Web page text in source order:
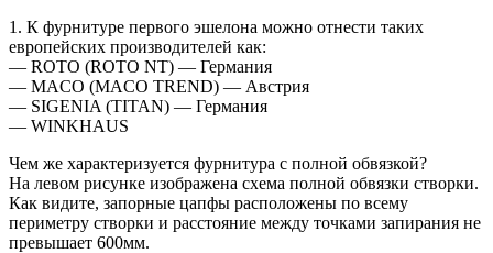
1. К фурнитуре первого эшелона можно отнести таких
европейских производителей как:
— ROTO (ROTO NT) — Германия
— MACO (MACO TREND) — Австрия
— SIGENIA (TITAN) — Германия
— WINKHAUS
Чем же характеризуется фурнитура с полной обвязкой?
На левом рисунке изображена схема полной обвязки створки.
Как видите, запорные цапфы расположены по всему
периметру створки и расстояние между точками запирания не
превышает 600мм.